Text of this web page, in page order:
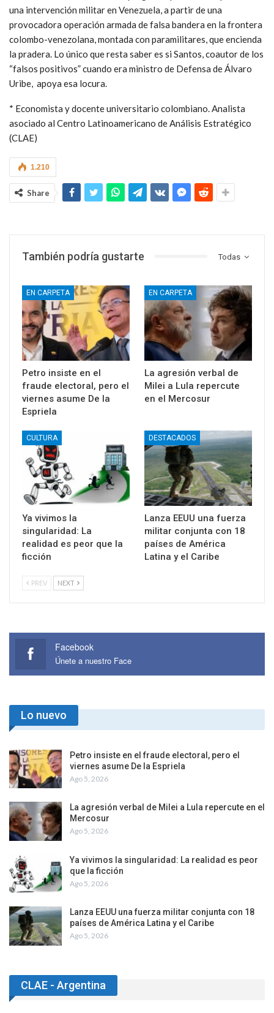
una intervención militar en Venezuela, a partir de una
provocadora operación armada de falsa bandera en la frontera
colombo-venezolana, montada con paramilitares, que encienda
la pradera. Lo único que resta saber es si Santos, coautor de los
“falsos positivos” cuando era ministro de Defensa de Álvaro
Uribe, apoya esa locura.
* Economista y docente universitario colombiano. Analista
asociado al Centro Latinoamericano de Análisis Estratégico
(CLAE)
1.210
Share
Todas
También podría gustarte
EN CARPETA
Petro insiste en el
fraude electoral, pero el
viernes asume De la
Espriela
EN CARPETA
La agresión verbal de
Milei a Lula repercute
en el Mercosur
CULTURA
Ya vivimos la
singularidad: La
realidad es peor que la
ficción
DESTACADOS
Lanza EEUU una fuerza
militar conjunta con 18
países de América
Latina y el Caribe
PREV NEXT
Facebook
Únete a nuestro Face
Lo nuevo
Petro insiste en el fraude electoral, pero el
viernes asume De la Espriela
Ago 5, 2026
La agresión verbal de Milei a Lula repercute en el
Mercosur
Ago 5, 2026
Ya vivimos la singularidad: La realidad es peor
que la ficción
Ago 5, 2026
Lanza EEUU una fuerza militar conjunta con 18
países de América Latina y el Caribe
Ago 5, 2026
CLAE - Argentina